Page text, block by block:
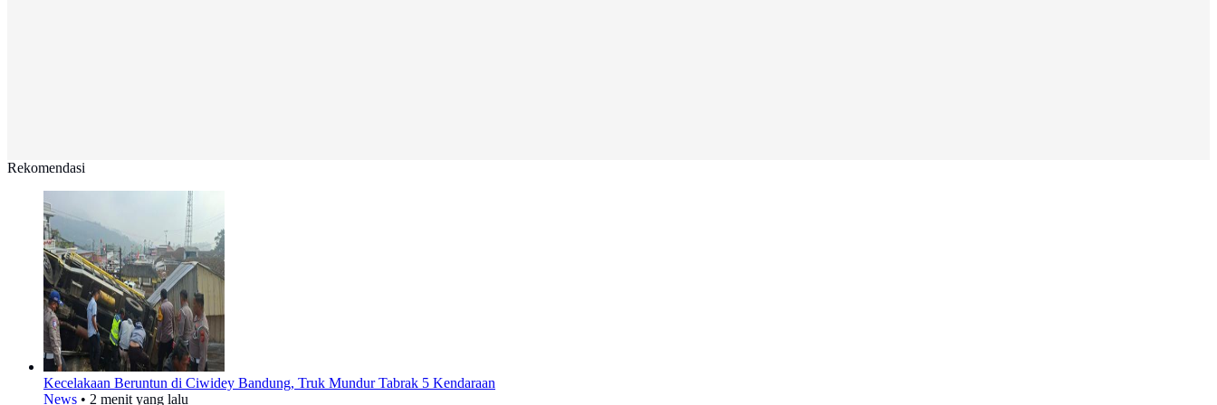
Rekomendasi
Kecelakaan Beruntun di Ciwidey Bandung, Truk Mundur Tabrak 5 Kendaraan
News • 2 menit yang lalu